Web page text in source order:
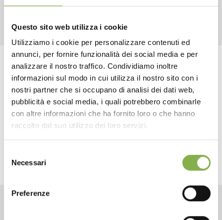
Questo sito web utilizza i cookie
Utilizziamo i cookie per personalizzare contenuti ed
annunci, per fornire funzionalità dei social media e per
analizzare il nostro traffico. Condividiamo inoltre
informazioni sul modo in cui utilizza il nostro sito con i
nostri partner che si occupano di analisi dei dati web,
pubblicità e social media, i quali potrebbero combinarle
con altre informazioni che ha fornito loro o che hanno
raccolto dal suo utilizzo dei loro servizi.
delNecessari
Preferenze
RELATED PRODUCTS
Tag: Accessories Design Florist equipment
Nursery products Sale Shops
share
DOWNLOAD
TECHNICAL DATA
SHEET
Log in or register to